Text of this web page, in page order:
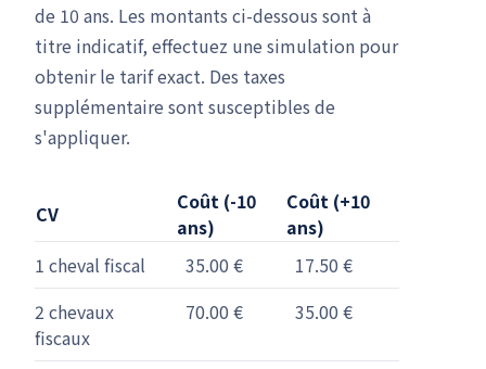
de 10 ans. Les montants ci-dessous sont à
titre indicatif, effectuez une simulation pour
obtenir le tarif exact. Des taxes
supplémentaire sont susceptibles de
s'appliquer.
CV
Coût (-10
ans)
Coût (+10
ans)
1 cheval fiscal
35.00 €
17.50 €
2 chevaux
fiscaux
70.00 € 35.00 €